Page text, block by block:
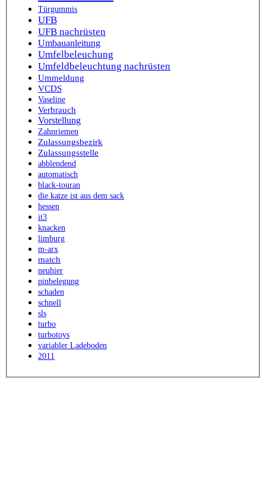
Türgummis
UFB
UFB nachrüsten
Umbauanleitung
Umfelbeleuchung
Umfeldbeleuchtung nachrüsten
Ummeldung
VCDS
Vaseline
Verbrauch
Vorstellung
Zahnriemen
Zulassungsbezirk
Zulassungsstelle
abblendend
automatisch
black-touran
die katze ist aus dem sack
hessen
it3
knacken
limburg
m-arx
match
neuhier
pinbelegung
schaden
schnell
sls
turbo
turbotoys
variabler Ladeboden
2011